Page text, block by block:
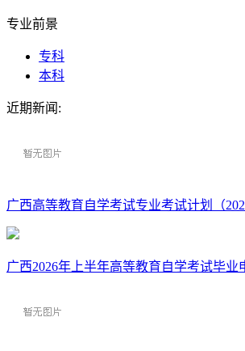
专业前景
专科
本科
近期新闻:
广西高等教育自学考试专业考试计划（
广西2026年上半年高等教育自学考试毕业